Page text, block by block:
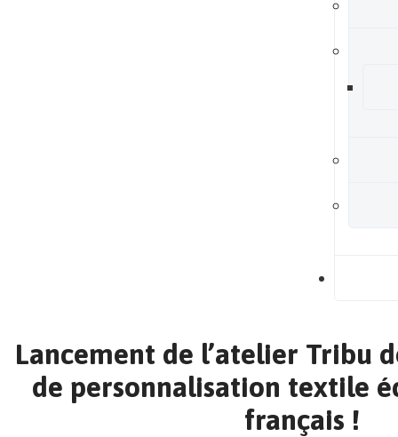
Lancement de l’atelier Tribu
de personnalisation textile
français !